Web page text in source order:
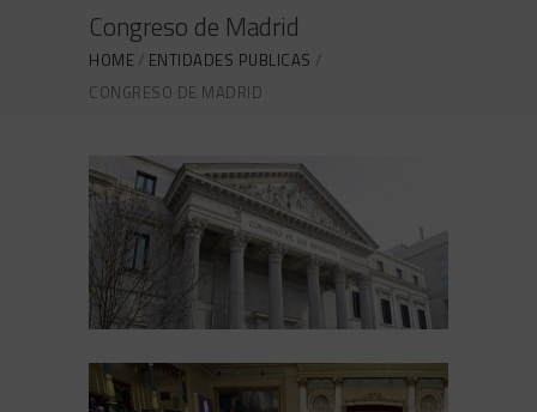
Congreso de Madrid
HOME
ENTIDADES PUBLICAS
CONGRESO DE MADRID